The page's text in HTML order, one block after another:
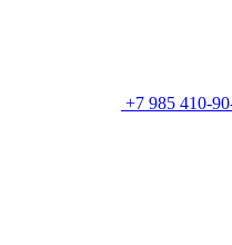
+7 985 410-